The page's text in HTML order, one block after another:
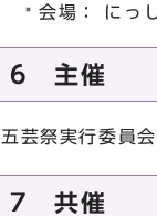
会場： にっ
6 主催
五芸祭実行委員会
7 共催